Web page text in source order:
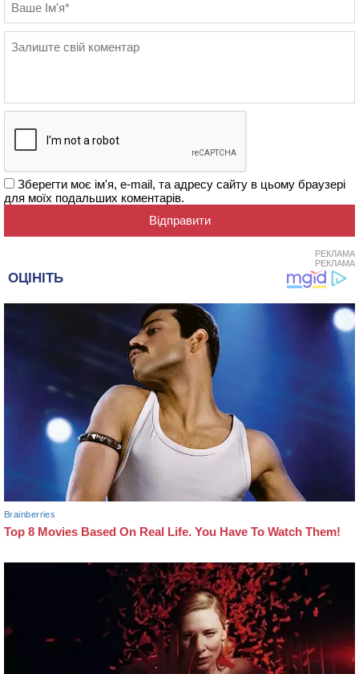
Зберегти моє ім'я, e-mail, та адресу сайту в цьому браузері
для моїх подальших коментарів.
РЕКЛАМА
РЕКЛАМА